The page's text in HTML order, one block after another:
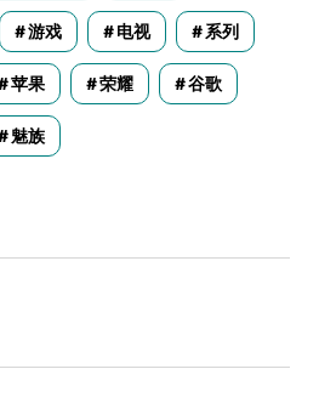
游戏 电视 系列
苹果 荣耀 谷歌
魅族